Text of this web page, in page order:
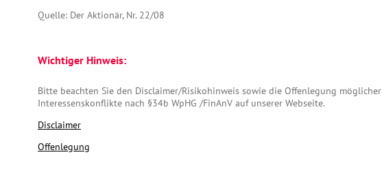
Quelle: Der Aktionär, Nr. 22/08
Wichtiger Hinweis:
Bitte beachten Sie den Disclaimer/Risikohinweis sowie die Offenlegung möglicher
Interessenskonflikte nach §34b WpHG /FinAnV auf unserer Webseite.
Disclaimer
Offenlegung